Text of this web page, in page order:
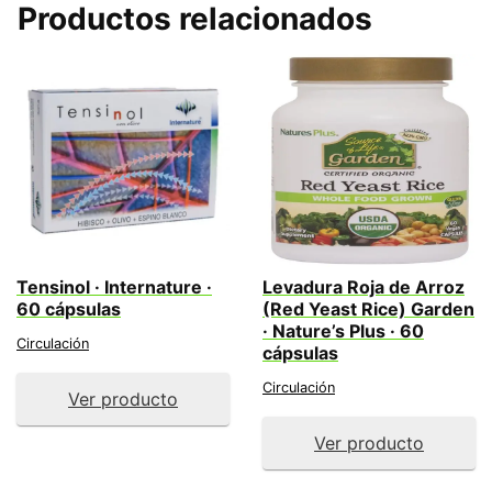
Productos relacionados
Tensinol · Internature ·
60 cápsulas
Circulación
Ver producto
Levadura Roja de Arroz
(Red Yeast Rice) Garden
· Nature’s Plus · 60
cápsulas
Circulación
Ver producto